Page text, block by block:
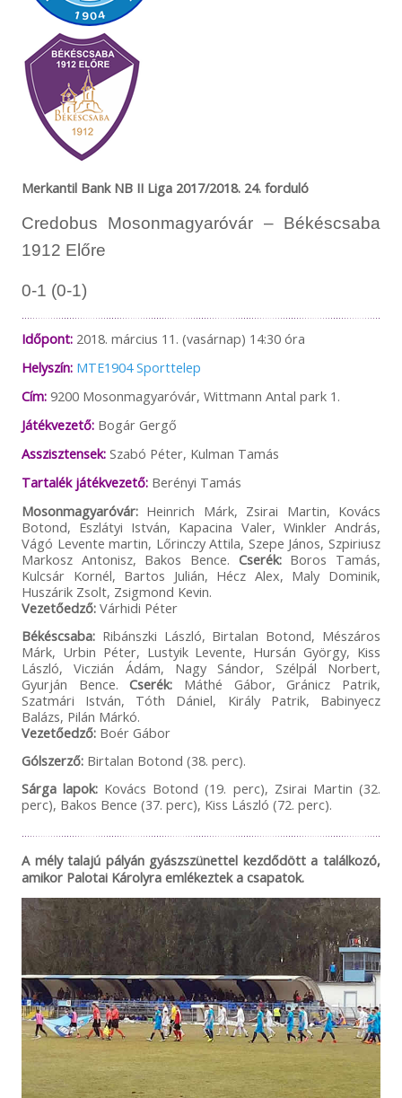
Merkantil Bank NB II Liga 2017/2018. 24. forduló
Credobus Mosonmagyaróvár – Békéscsaba
1912 Előre
0-1 (0-1)
Időpont:2018. március 11. (vasárnap) 14:30 óra
Helyszín: MTE1904 Sporttelep
Cím:9200 Mosonmagyaróvár, Wittmann Antal park 1.
Játékvezető:Bogár Gergő
Asszisztensek:Szabó Péter, Kulman Tamás
Tartalék játékvezető: Berényi Tamás
Mosonmagyaróvár:Heinrich Márk, Zsirai Martin, Kovács
Botond, Eszlátyi István, Kapacina Valer, Winkler András,
Vágó Levente martin, Lőrinczy Attila, Szepe János, Szpiriusz
Markosz Antonisz, Bakos Bence. Cserék:Boros Tamás,
Kulcsár Kornél, Bartos Julián, Hécz Alex, Maly Dominik,
Huszárik Zsolt, Zsigmond Kevin.
Vezetőedző:Várhidi Péter
Békéscsaba:Ribánszki László, Birtalan Botond, Mészáros
Márk, Urbin Péter, Lustyik Levente, Hursán György, Kiss
László, Viczián Ádám, Nagy Sándor, Szélpál Norbert,
Gyurján Bence.Cserék: Máthé Gábor, Gránicz Patrik,
Szatmári István, Tóth Dániel, Király Patrik, Babinyecz
Balázs, Pilán Márkó.
Vezetőedző:Boér Gábor
Gólszerző:Birtalan Botond (38. perc).
Sárga lapok: Kovács Botond (19. perc), Zsirai Martin (32.
perc), Bakos Bence (37. perc), Kiss László (72. perc).
A mély talajú pályán gyászszünettel kezdődött a találkozó,
amikor Palotai Károlyra emlékeztek a csapatok.